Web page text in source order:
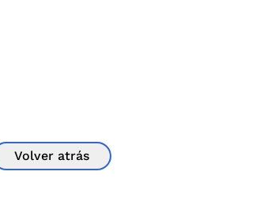
Volver atrás